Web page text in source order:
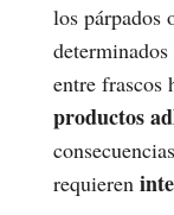
los párpados
entre frascos
productos
requieren